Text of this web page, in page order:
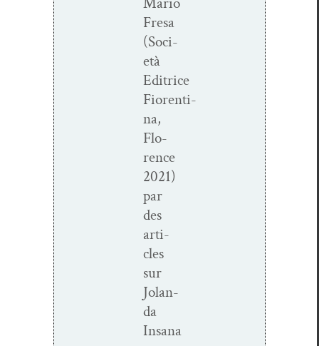
Fre­sa
(Soci­
età
Editrice
Fiorenti­
na,
Flo­
rence
2021)
par
des
arti­
cles
sur
Jolan­
da
Insana